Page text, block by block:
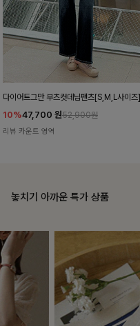
다이어트그만 부츠컷데님팬츠[S,M,L사이즈]
10%47,700 원52,900원
리뷰 카운트 영역
놓치기 아까운 특가 상품